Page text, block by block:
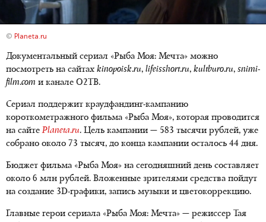
© Planeta.ru
Документальный сериал «Рыба Моя: Мечта» можно
посмотреть на сайтах kinopoisk.ru, lifeisshort.ru, kultburo.ru, snimi-
film.com и канале О2ТВ.
Сериал поддержит краудфандинг-кампанию
короткометражного фильма «Рыба Моя», которая проводится
на сайтеPlaneta.ru. Цель кампании — 583 тысячи рублей, уже
собрано около 73 тысяч, до конца кампании осталось 44 дня.
Бюджет фильма «Рыба Моя» на сегодняшний день составляет
около 6 млн рублей. Вложенные зрителями средства пойдут
на создание 3D-графики, запись музыки и цветокоррекцию.
Главные герои сериала «Рыба Моя: Мечта» — режиссер Тая